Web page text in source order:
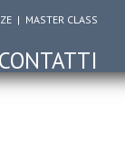
| MASTER CLASS
CONTATTI